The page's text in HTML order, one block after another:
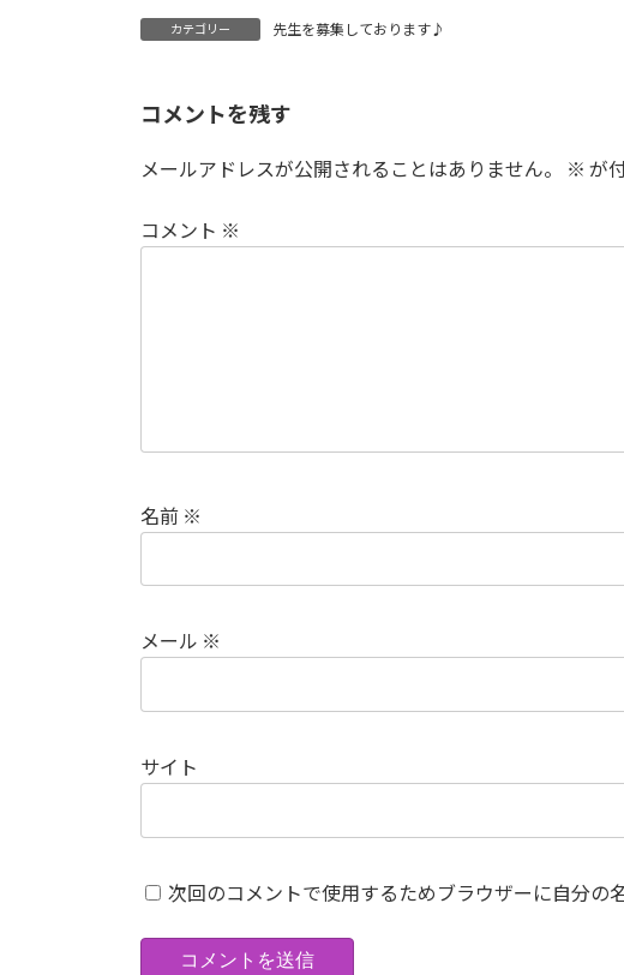
カテゴリー 先生を募集しております♪
コメントを残す
メールアドレスが公開されることはありません。 ※ が
コメント ※
名前 ※
メール ※
サイト
次回のコメントで使用するためブラウザーに自分の